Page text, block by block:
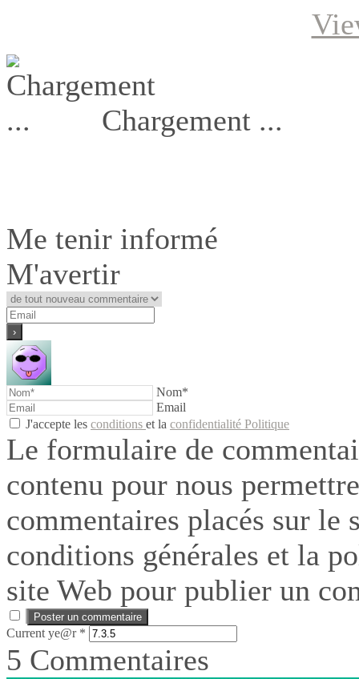
Chargement ...
Me tenir informé
M'avertir
Nom*
Email
J'accepte les conditions et la confidentialité Politique
Le formulaire de
contenu pour nous
commentaires placés sur
conditions générales et la
site Web pour publier un
Current ye@r *
5 Commentaires